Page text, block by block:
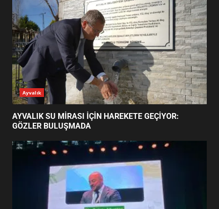
1
AYVALIK SU MİRASI İÇİN
HAREKETE GEÇİYOR: GÖZLER
BULUŞMADA
2
ESA 2026’DA TÜRK BAHARATI
NEYİ TEMSİL ETTİ?
EİB’DE KRİTİK ATAMA:
SÜRDÜRÜLEBİLİRLİKTE NE
DEĞİŞECEK?
Ayvalık
AYVALIK SU MİRASI İÇİN HAREKETE GEÇİYOR:
GÖZLER BULUŞMADA